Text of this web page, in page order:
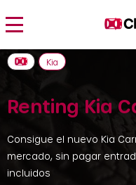
Renting Kia
Consigue el nuevo Kia
mercado, sin pagar
incluidos
Kia